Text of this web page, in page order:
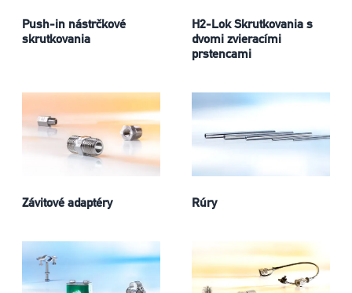
Push-in nástrčkové
skrutkovania
H2-Lok Skrutkovania s
dvomi zvieracími
prstencami
Závitové adaptéry Rúry